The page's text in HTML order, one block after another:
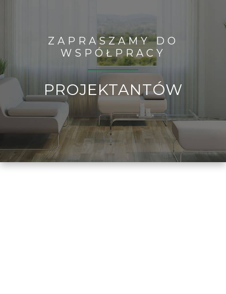
ZAPRASZAMY DO
WSPÓŁPRACY
PROJEKTANTÓW